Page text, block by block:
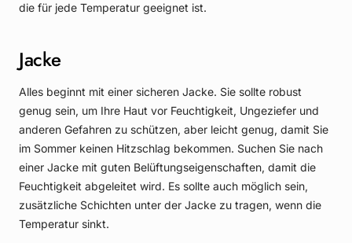
die für jede Temperatur geeignet ist.
Jacke
Alles beginnt mit einer sicheren Jacke. Sie sollte robust
genug sein, um Ihre Haut vor Feuchtigkeit, Ungeziefer und
anderen Gefahren zu schützen, aber leicht genug, damit Sie
im Sommer keinen Hitzschlag bekommen. Suchen Sie nach
einer Jacke mit guten Belüftungseigenschaften, damit die
Feuchtigkeit abgeleitet wird. Es sollte auch möglich sein,
zusätzliche Schichten unter der Jacke zu tragen, wenn die
Temperatur sinkt.